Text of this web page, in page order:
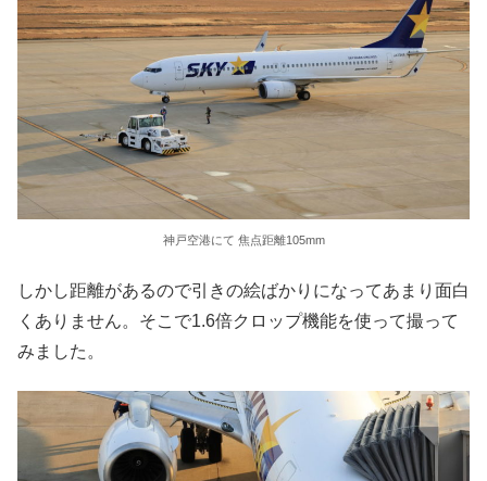
神戸空港にて 焦点距離105mm
しかし距離があるので引きの絵ばかりになってあまり面白
くありません。そこで1.6倍クロップ機能を使って撮って
みました。